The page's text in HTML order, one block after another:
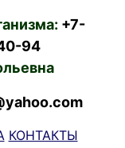
+7-
94
КОНТАКТЫ